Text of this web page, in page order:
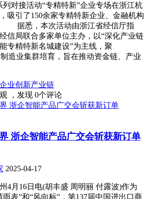
列对接活动“专精特新”企业专场在浙江杭
吸引了150余家专精特新企业、金融机构
据悉，本次活动由浙江省经信厅指
信局联合多家单位主办，以“深化产业链
专精特新名城建设”为主线，聚
造业集群培育，旨在推动资金链、产业
企业创新产业链
，发现 0个评论
浙企智能产品广交会斩获新订单
2025-04-17
月16日电(胡丰盛 周明丽 付露波)作为
雨表”和“风向标”，第137届中国进出口商